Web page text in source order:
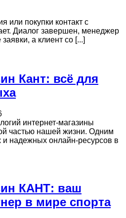
или покупки контакт с
Диалог завершен, менеджер
а клиент со [...]
Кант: всё для
интернет-магазины
частью нашей жизни. Одним
надежных онлайн-ресурсов в
КАНТ: ваш
в мире спорта